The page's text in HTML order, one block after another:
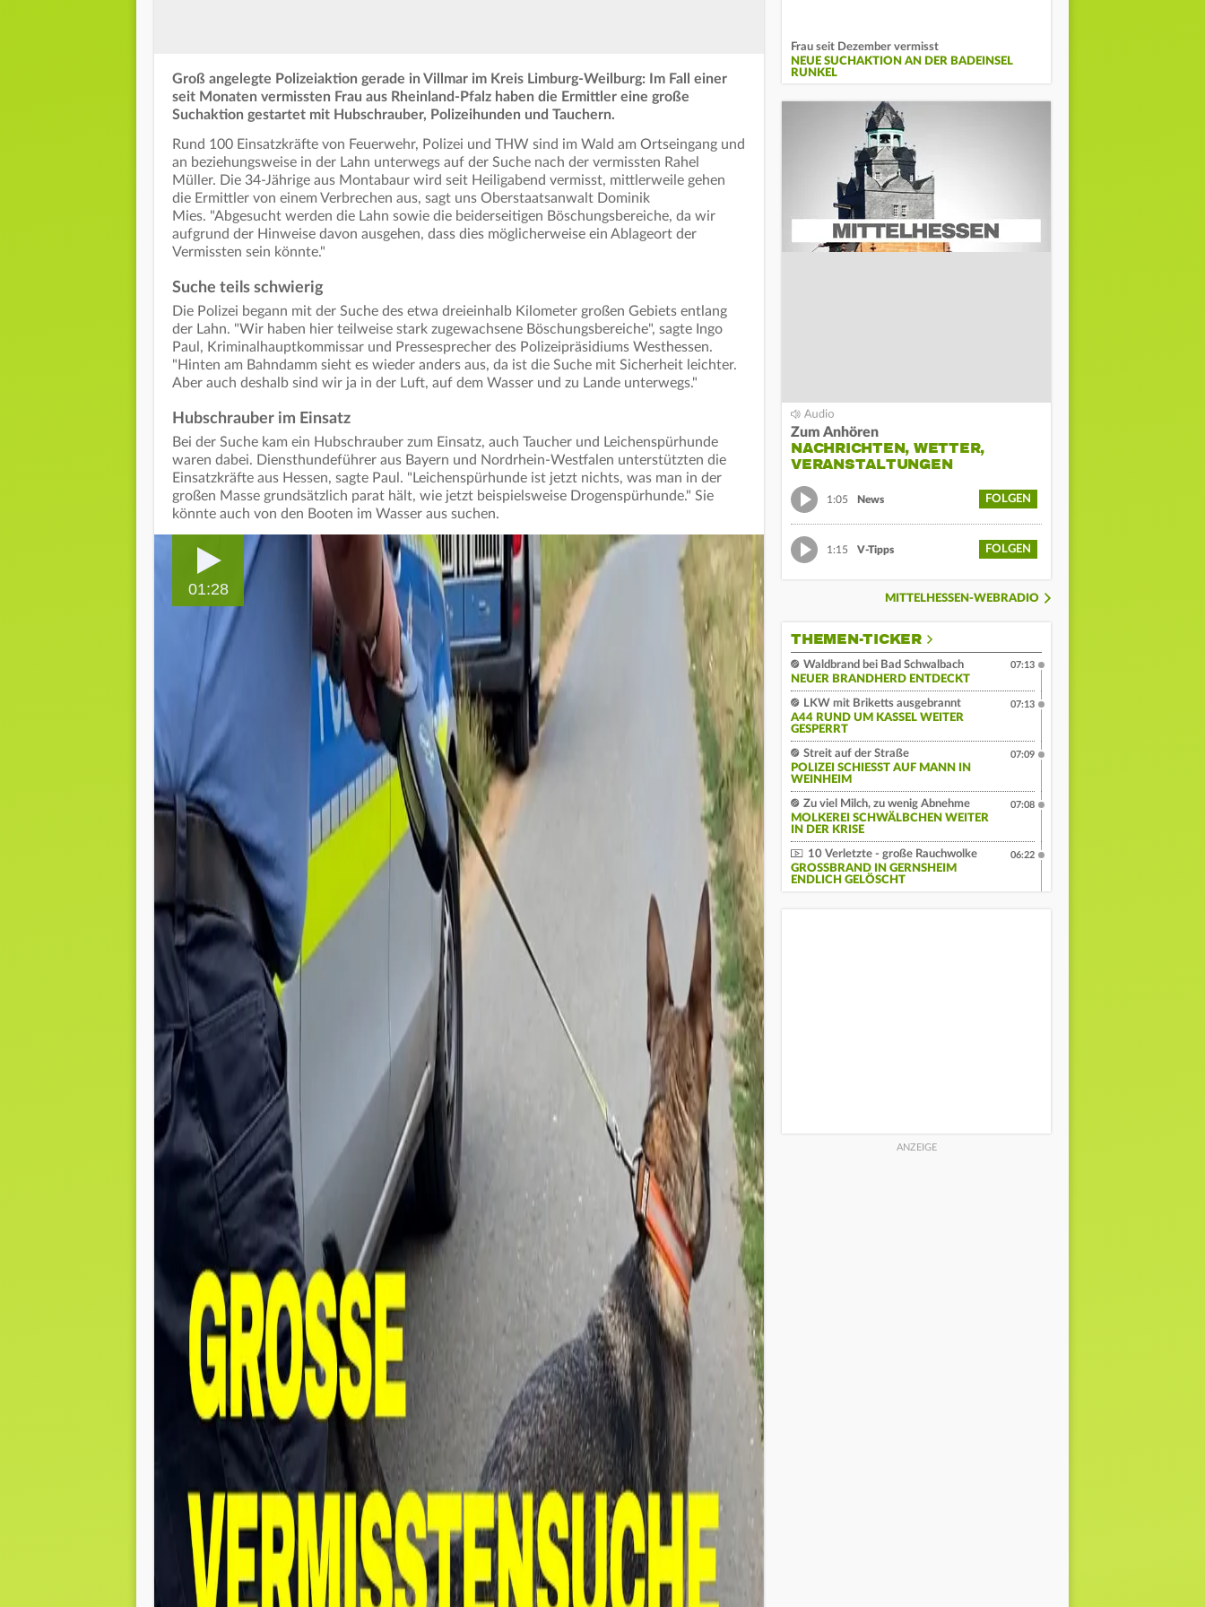
Groß angelegte Polizeiaktion gerade in Villmar im Kreis Limburg-Weilburg: Im Fall einer
seit Monaten vermissten Frau aus Rheinland-Pfalz haben die Ermittler eine große
Suchaktion gestartet mit Hubschrauber, Polizeihunden und Tauchern.
Rund 100 Einsatzkräfte von Feuerwehr, Polizei und THW sind im Wald am Ortseingang und
an beziehungsweise in der Lahn unterwegs auf der Suche nach der vermissten Rahel
Müller. Die 34-Jährige aus Montabaur wird seit Heiligabend vermisst, mittlerweile gehen
die Ermittler von einem Verbrechen aus, sagt uns Oberstaatsanwalt Dominik
Mies. "Abgesucht werden die Lahn sowie die beiderseitigen Böschungsbereiche, da wir
aufgrund der Hinweise davon ausgehen, dass dies möglicherweise ein Ablageort der
Vermissten sein könnte."
Suche teils schwierig
Die Polizei begann mit der Suche des etwa dreieinhalb Kilometer großen Gebiets entlang
der Lahn. "Wir haben hier teilweise stark zugewachsene Böschungsbereiche", sagte Ingo
Paul, Kriminalhauptkommissar und Pressesprecher des Polizeipräsidiums Westhessen.
"Hinten am Bahndamm sieht es wieder anders aus, da ist die Suche mit Sicherheit leichter.
Aber auch deshalb sind wir ja in der Luft, auf dem Wasser und zu Lande unterwegs."
Hubschrauber im Einsatz
Bei der Suche kam ein Hubschrauber zum Einsatz, auch Taucher und Leichenspürhunde
waren dabei. Diensthundeführer aus Bayern und Nordrhein-Westfalen unterstützten die
Einsatzkräfte aus Hessen, sagte Paul. "Leichenspürhunde ist jetzt nichts, was man in der
großen Masse grundsätzlich parat hält, wie jetzt beispielsweise Drogenspürhunde." Sie
könnte auch von den Booten im Wasser aus suchen.
01:28
Frau seit Dezember vermisst
NEUE SUCHAKTION AN DER BADEINSEL
RUNKEL
Zum Anhören
NACHRICHTEN, WETTER,
VERANSTALTUNGEN
1:05 News FOLGEN
1:15 V-Tipps FOLGEN
MITTELHESSEN-WEBRADIO
THEMEN-TICKER
Waldbrand bei Bad Schwalbach
NEUER BRANDHERD ENTDECKT
07:13
LKW mit Briketts ausgebrannt
A44 RUND UM KASSEL WEITER
GESPERRT
07:13
Streit auf der Straße
POLIZEI SCHIESST AUF MANN IN W
EINHEIM
07:09
Zu viel Milch, zu wenig Abnehme
MOLKEREI SCHWÄLBCHEN WEITER
IN DER KRISE
07:08
10 Verletzte - große Rauchwolke
GROSSBRAND IN GERNSHEIM E
NDLICH GELÖSCHT
06:22